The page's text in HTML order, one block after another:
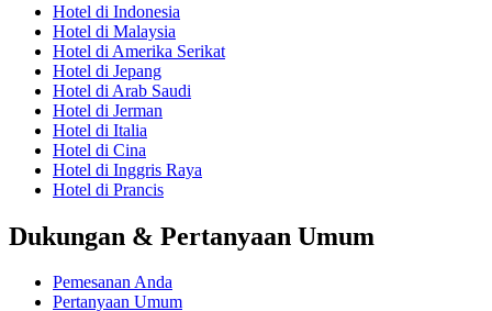
Hotel di Indonesia
Hotel di Malaysia
Hotel di Amerika Serikat
Hotel di Jepang
Hotel di Arab Saudi
Hotel di Jerman
Hotel di Italia
Hotel di Cina
Hotel di Inggris Raya
Hotel di Prancis
Dukungan & Pertanyaan Umum
Pemesanan Anda
Pertanyaan Umum